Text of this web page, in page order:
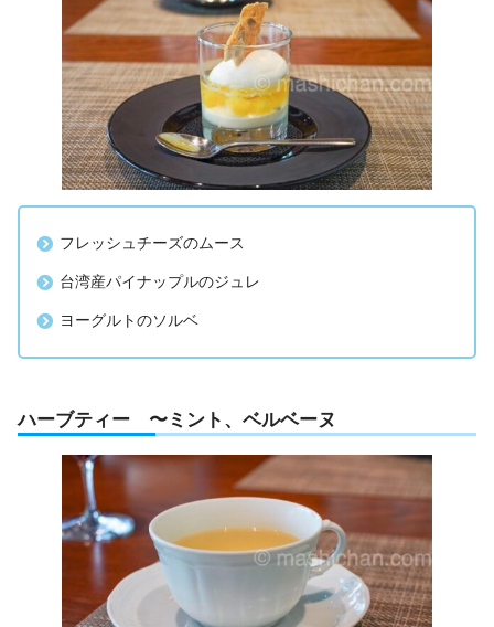
フレッシュチーズのムース
台湾産パイナップルのジュレ
ヨーグルトのソルベ
ハーブティー 〜ミント、ベルベーヌ